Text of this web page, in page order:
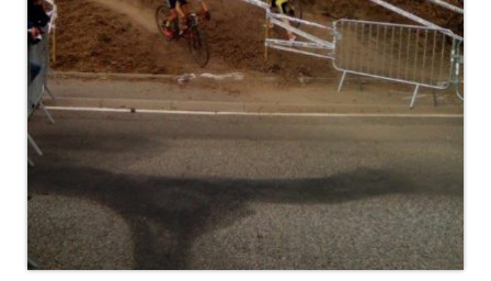
Route, Piste, Cyclo-cross
Plan d’entraînement 2026
Nos organisations de la saison
Nos organisations de la saison
BMX